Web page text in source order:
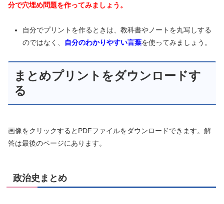
分で穴埋め問題を作ってみましょう。
自分でプリントを作るときは、教科書やノートを丸写しする
のではなく、
自分のわかりやすい言葉を使ってみましょう。
まとめプリントをダウンロードす
る
画像をクリックするとPDFファイルをダウンロードできます。解
答は最後のページにあります。
政治史まとめ